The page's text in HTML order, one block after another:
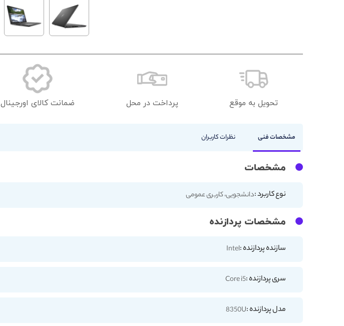
به
تحویل به موقع پرداخت در محل ضمانت کالای اورجینال
مشخصات فنی نظرات کاربران
مشخصات
نوع کاربرد :دانشجویی، کاربری عمومی
مشخصات پردازنده
سازنده پردازنده :Intel
سری پردازنده :Core i5
مدل پردازنده :8350U